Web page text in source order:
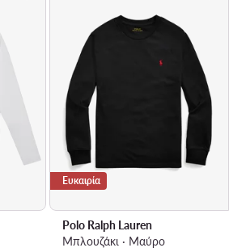
Ευκαιρία
Polo Ralph Lauren
Μπλουζάκι · Μαύρο